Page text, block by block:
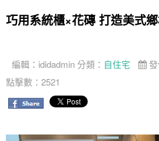
巧用系統櫃×花磚 打造美式
編輯： ididadmin 分類： 自住宅
點擊數：2521